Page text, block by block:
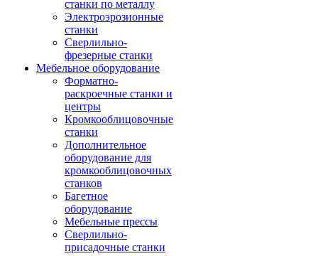
станки по металлу
Электроэрозионные
станки
Сверлильно-
фрезерные станки
Мебельное оборудование
Форматно-
раскроечные станки и
центры
Кромкооблицовочные
станки
Дополнительное
оборудование для
кромкооблицовочных
станков
Багетное
оборудование
Мебельные прессы
Сверлильно-
присадочные станки